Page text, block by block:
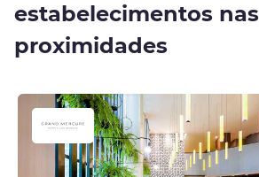
estabelecimentos nas
proximidades